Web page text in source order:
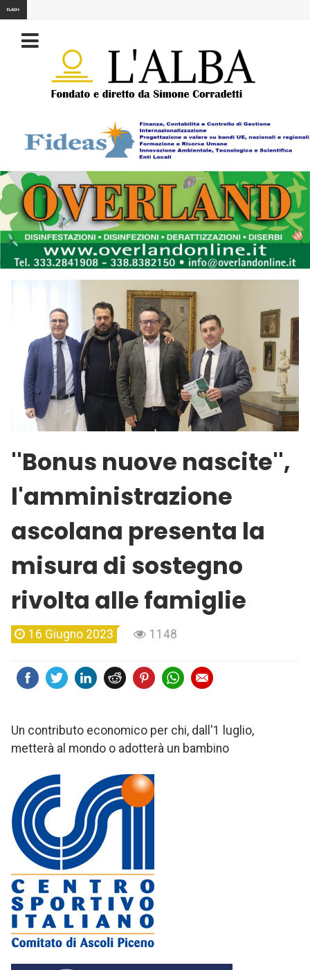
FLASH:
''Bonus nuove nascite'',
l'amministrazione
ascolana presenta la
misura di sostegno
rivolta alle famiglie
16 Giugno 2023 1148
Un contributo economico per chi, dall'1 luglio,
metterà al mondo o adotterà un bambino